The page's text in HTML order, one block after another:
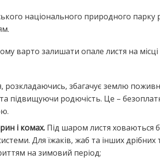
національного природного парку
варто залишати опале листя на
розкладаючись, збагачує землю
підвищуючи родючість. Це –
і комах. Під шаром листя ховаються
Для їжаків, жаб та інших дрібних
на зимовий період;